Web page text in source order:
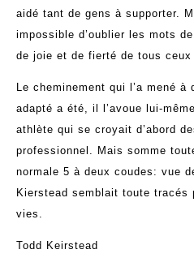
aidé tant de gens à supporter.
impossible d’oublier les mots
de joie et de fierté de tous ceux
Le cheminement qui l’a mené
adapté a été, il l’avoue lui-
athlète qui se croyait d’abord
professionnel. Mais somme
normale 5 à deux coudes: vue
Kierstead semblait toute tracés
vies.
Todd Keirstead